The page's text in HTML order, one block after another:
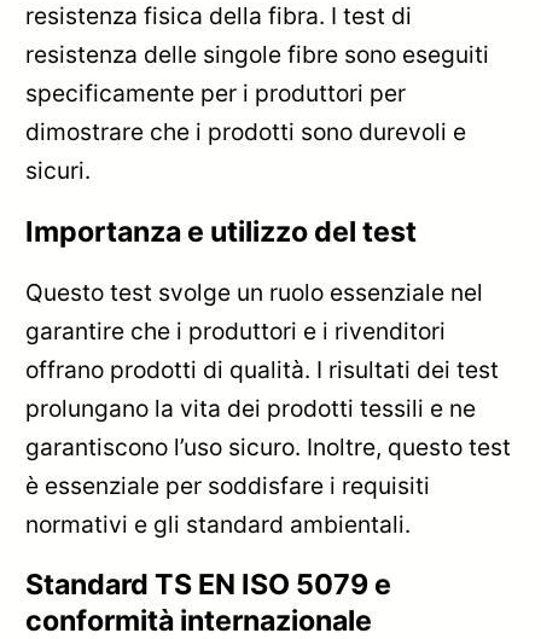
resistenza fisica della fibra. I test di
resistenza delle singole fibre sono eseguiti
specificamente per i produttori per
dimostrare che i prodotti sono durevoli e
sicuri.
Importanza e utilizzo del test
Questo test svolge un ruolo essenziale nel
garantire che i produttori e i rivenditori
offrano prodotti di qualità. I risultati dei test
prolungano la vita dei prodotti tessili e ne
garantiscono l’uso sicuro. Inoltre, questo test
è essenziale per soddisfare i requisiti
normativi e gli standard ambientali.
Standard TS EN ISO 5079 e
conformità internazionale